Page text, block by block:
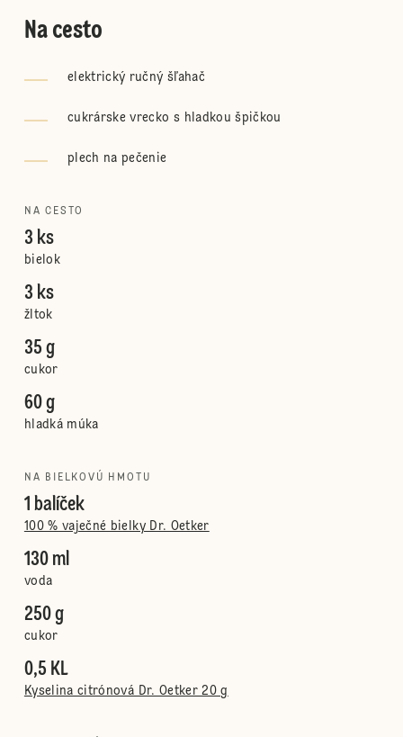
Na cesto
elektrický ručný šľahač
cukrárske vrecko s hladkou špičkou
plech na pečenie
NA CESTO
3 ks
bielok
3 ks
žltok
35 g
cukor
60 g
hladká múka
NA BIELKOVÚ HMOTU
1 balíček
100 % vaječné bielky Dr. Oetker
130 ml
voda
250 g
cukor
0,5 KL
Kyselina citrónová Dr. Oetker 20 g